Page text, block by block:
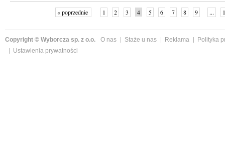
« poprzednie 1 2 3 4 5 6 7 8 9 ...
Copyright © Wyborcza sp. z o.o. O nas Staże u nas Reklama
Polityka
Ustawienia prywatności